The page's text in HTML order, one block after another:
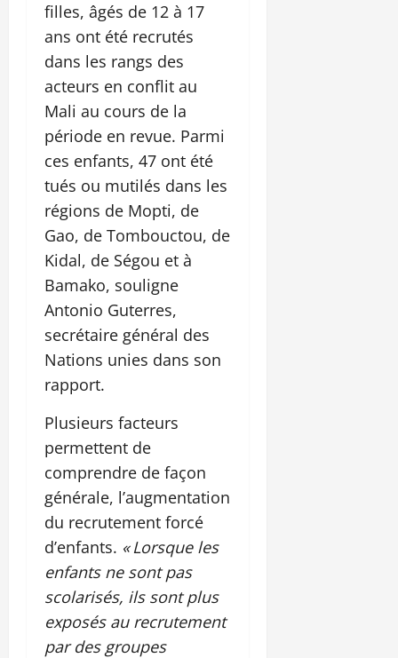
filles, âgés de 12 à 17
ans ont été recrutés
dans les rangs des
acteurs en conflit au
Mali au cours de la
période en revue. Parmi
ces enfants, 47 ont été
tués ou mutilés dans les
régions de Mopti, de
Gao, de Tombouctou, de
Kidal, de Ségou et à
Bamako, souligne
Antonio Guterres,
secrétaire général des
Nations unies dans son
rapport.
Plusieurs facteurs
permettent de
comprendre de façon
générale, l’augmentation
du recrutement forcé
d’enfants. « Lorsque les
enfants ne sont pas
scolarisés, ils sont plus
exposés au recrutement
par des groupes